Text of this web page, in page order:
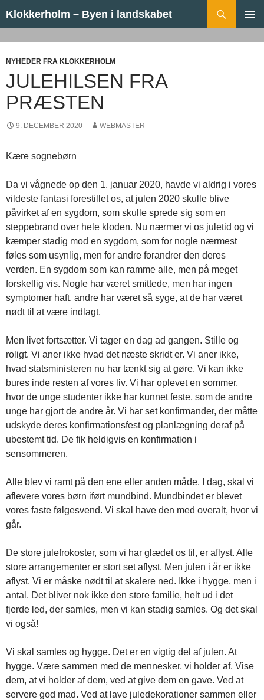
Klokkerholm – Byen i landskabet
MENU
NYHEDER FRA KLOKKERHOLM
JULEHILSEN FRA
PRÆSTEN
9. DECEMBER 2020 WEBMASTER
Kære sognebørn
Da vi vågnede op den 1. januar 2020, havde vi aldrig i vores
vildeste fantasi forestillet os, at julen 2020 skulle blive
påvirket af en sygdom, som skulle sprede sig som en
steppebrand over hele kloden. Nu nærmer vi os juletid og vi
kæmper stadig mod en sygdom, som for nogle nærmest
føles som usynlig, men for andre forandrer den deres
verden. En sygdom som kan ramme alle, men på meget
forskellig vis. Nogle har været smittede, men har ingen
symptomer haft, andre har været så syge, at de har været
nødt til at være indlagt.
Men livet fortsætter. Vi tager en dag ad gangen. Stille og
roligt. Vi aner ikke hvad det næste skridt er. Vi aner ikke,
hvad statsministeren nu har tænkt sig at gøre. Vi kan ikke
bures inde resten af vores liv. Vi har oplevet en sommer,
hvor de unge studenter ikke har kunnet feste, som de andre
unge har gjort de andre år. Vi har set konfirmander, der måtte
udskyde deres konfirmationsfest og planlægning deraf på
ubestemt tid. De fik heldigvis en konfirmation i
sensommeren.
Alle blev vi ramt på den ene eller anden måde. I dag, skal vi
aflevere vores børn iført mundbind. Mundbindet er blevet
vores faste følgesvend. Vi skal have den med overalt, hvor vi
går.
De store julefrokoster, som vi har glædet os til, er aflyst. Alle
store arrangementer er stort set aflyst. Men julen i år er ikke
aflyst. Vi er måske nødt til at skalere ned. Ikke i hygge, men i
antal. Det bliver nok ikke den store familie, helt ud i det
fjerde led, der samles, men vi kan stadig samles. Og det skal
vi også!
Vi skal samles og hygge. Det er en vigtig del af julen. At
hygge. Være sammen med de mennesker, vi holder af. Vise
dem, at vi holder af dem, ved at give dem en gave. Ved at
servere god mad. Ved at lave juledekorationer sammen eller